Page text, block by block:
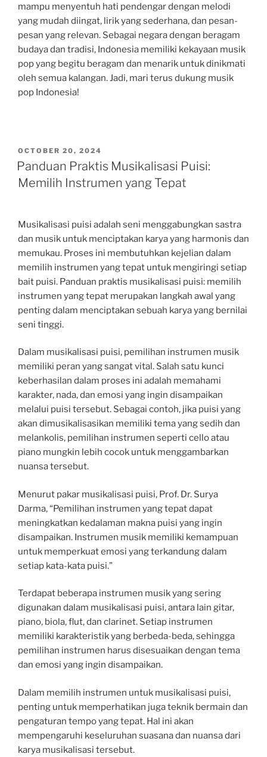
mampu menyentuh hati pendengar dengan melodi
yang mudah diingat, lirik yang sederhana, dan pesan-
pesan yang relevan. Sebagai negara dengan beragam
budaya dan tradisi, Indonesia memiliki kekayaan musik
pop yang begitu beragam dan menarik untuk dinikmati
oleh semua kalangan. Jadi, mari terus dukung musik
pop Indonesia!
POSTED
ON
OCTOBER 20, 2024
Panduan Praktis Musikalisasi Puisi:
Memilih Instrumen yang Tepat
Musikalisasi puisi adalah seni menggabungkan sastra
dan musik untuk menciptakan karya yang harmonis dan
memukau. Proses ini membutuhkan kejelian dalam
memilih instrumen yang tepat untuk mengiringi setiap
bait puisi. Panduan praktis musikalisasi puisi: memilih
instrumen yang tepat merupakan langkah awal yang
penting dalam menciptakan sebuah karya yang bernilai
seni tinggi.
Dalam musikalisasi puisi, pemilihan instrumen musik
memiliki peran yang sangat vital. Salah satu kunci
keberhasilan dalam proses ini adalah memahami
karakter, nada, dan emosi yang ingin disampaikan
melalui puisi tersebut. Sebagai contoh, jika puisi yang
akan dimusikalisasikan memiliki tema yang sedih dan
melankolis, pemilihan instrumen seperti cello atau
piano mungkin lebih cocok untuk menggambarkan
nuansa tersebut.
Menurut pakar musikalisasi puisi, Prof. Dr. Surya
Darma, “Pemilihan instrumen yang tepat dapat
meningkatkan kedalaman makna puisi yang ingin
disampaikan. Instrumen musik memiliki kemampuan
untuk memperkuat emosi yang terkandung dalam
setiap kata-kata puisi.”
Terdapat beberapa instrumen musik yang sering
digunakan dalam musikalisasi puisi, antara lain gitar,
piano, biola, flut, dan clarinet. Setiap instrumen
memiliki karakteristik yang berbeda-beda, sehingga
pemilihan instrumen harus disesuaikan dengan tema
dan emosi yang ingin disampaikan.
Dalam memilih instrumen untuk musikalisasi puisi,
penting untuk memperhatikan juga teknik bermain dan
pengaturan tempo yang tepat. Hal ini akan
mempengaruhi keseluruhan suasana dan nuansa dari
karya musikalisasi tersebut.